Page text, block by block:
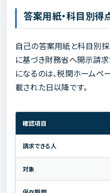
答案用紙・科目別得
自己の答案用紙と科目別
に基づき財務省へ開示請
になるのは、税関ホーム
載された日以降です。
確認項目
請求できる人
対象